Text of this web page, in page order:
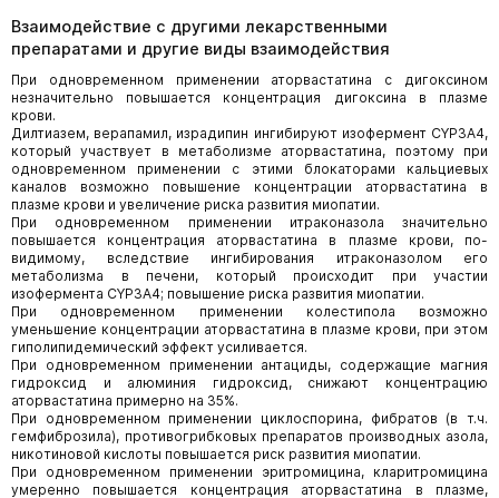
Взаимодействие с другими лекарственными
препаратами и другие виды взаимодействия
При одновременном применении аторвастатина с дигоксином
незначительно повышается концентрация дигоксина в плазме
крови.
Дилтиазем, верапамил, израдипин ингибируют изофермент CYP3A4,
который участвует в метаболизме аторвастатина, поэтому при
одновременном применении с этими блокаторами кальциевых
каналов возможно повышение концентрации аторвастатина в
плазме крови и увеличение риска развития миопатии.
При одновременном применении итраконазола значительно
повышается концентрация аторвастатина в плазме крови, по-
видимому, вследствие ингибирования итраконазолом его
метаболизма в печени, который происходит при участии
изофермента CYP3A4; повышение риска развития миопатии.
При одновременном применении колестипола возможно
уменьшение концентрации аторвастатина в плазме крови, при этом
гиполипидемический эффект усиливается.
При одновременном применении антациды, содержащие магния
гидроксид и алюминия гидроксид, снижают концентрацию
аторвастатина примерно на 35%.
При одновременном применении циклоспорина, фибратов (в т.ч.
гемфиброзила), противогрибковых препаратов производных азола,
никотиновой кислоты повышается риск развития миопатии.
При одновременном применении эритромицина, кларитромицина
умеренно повышается концентрация аторвастатина в плазме,